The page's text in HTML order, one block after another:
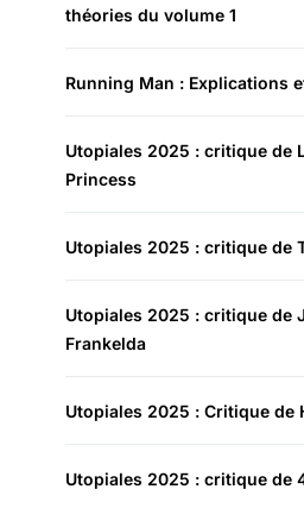
théories du volume 1
Running Man : Explications
Utopiales 2025 : critique de
Princess
Utopiales 2025 : critique de
Utopiales 2025 : critique de
Frankelda
Utopiales 2025 : Critique de
Utopiales 2025 : critique de